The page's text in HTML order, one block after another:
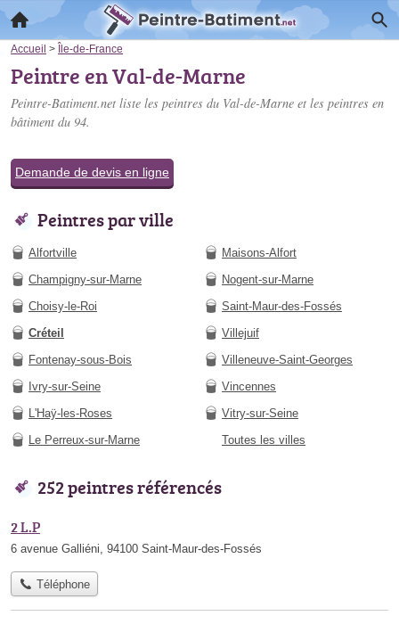
Accueil > Île-de-France
Peintre en Val-de-Marne
Peintre-Batiment.net liste les peintres du Val-de-Marne et les peintres en
bâtiment du 94.
Demande de devis en ligne
Peintres par ville
Alfortville
Champigny-sur-Marne
Choisy-le-Roi
Créteil
Fontenay-sous-Bois
Ivry-sur-Seine
L'Haÿ-les-Roses
Le Perreux-sur-Marne
Maisons-Alfort
Nogent-sur-Marne
Saint-Maur-des-Fossés
Villejuif
Villeneuve-Saint-Georges
Vincennes
Vitry-sur-Seine
Toutes les villes
252 peintres référencés
2 L.P
6 avenue Galliéni, 94100 Saint-Maur-des-Fossés
Téléphone